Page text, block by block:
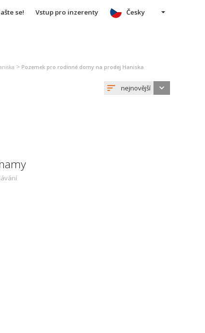
se! Vstup pro inzerenty Česky
> Pozemek pro rodinné domy na prodej Haniska
nejnovější